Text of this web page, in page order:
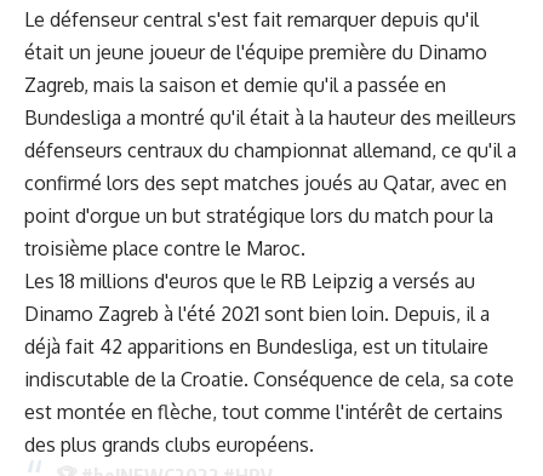
Le défenseur central s'est fait remarquer depuis qu'il
était un jeune joueur de l'équipe première du Dinamo
Zagreb, mais la saison et demie qu'il a passée en
Bundesliga a montré qu'il était à la hauteur des meilleurs
défenseurs centraux du championnat allemand, ce qu'il a
confirmé lors des sept matches joués au Qatar, avec en
point d'orgue un but stratégique lors du match pour la
troisième place contre le Maroc.
Les 18 millions d'euros que le RB Leipzig a versés au
Dinamo Zagreb à l'été 2021 sont bien loin. Depuis, il a
déjà fait 42 apparitions en Bundesliga, est un titulaire
indiscutable de la Croatie. Conséquence de cela, sa cote
est montée en flèche, tout comme l'intérêt de certains
des plus grands clubs européens.